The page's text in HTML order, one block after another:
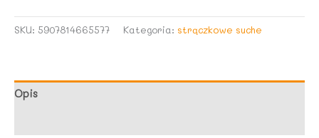
SKU: 5907814665577 Kategoria: strączkowe suche
Opis